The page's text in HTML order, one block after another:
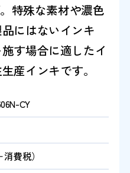
特殊な素材や濃色
にはないインキ
す場合に適したイ
産インキです。
CY
費税）